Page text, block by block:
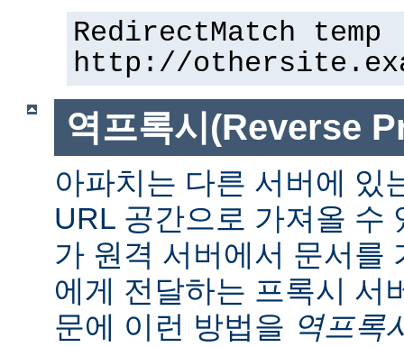
RedirectMatch
http://
역프록시(Reverse
아파치는 다른 서버에 있
URL 공간으로 가져올 수
가 원격 서버에서 문서를
에게 전달하는 프록시 서
문에 이런 방법을 역프록